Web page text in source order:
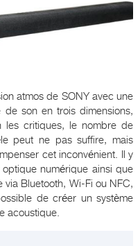
atmos de SONY avec une
son en trois dimensions,
les critiques, le nombre de
peut ne pas suffire, mais
cet inconvénient. Il y
numérique ainsi que
Bluetooth, Wi-Fi ou NFC,
de créer un système
acoustique.